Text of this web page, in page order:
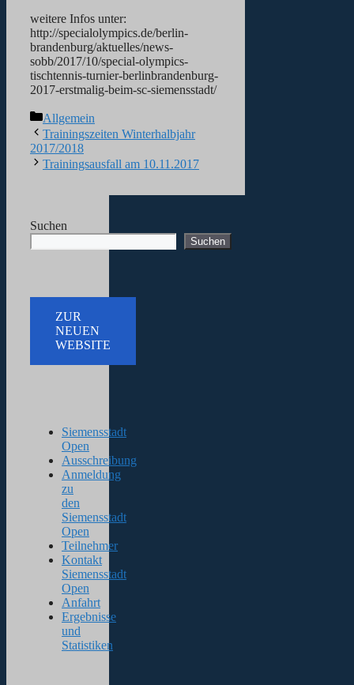
weitere Infos unter:
http://specialolympics.de/berlin-
brandenburg/aktuelles/news-
sobb/2017/10/special-olympics-
tischtennis-turnier-berlinbrandenburg-
2017-erstmalig-beim-sc-siemensstadt/
Kategorien
Allgemein
Trainingszeiten Winterhalbjahr
2017/2018
Trainingsausfall am 10.11.2017
Suchen
Suchen
ZUR
NEUEN
WEBSITE
Siemensstadt
Open
Ausschreibung
Anmeldung
zu
den
Siemensstadt
Open
Teilnehmer
Kontakt
Siemensstadt
Open
Anfahrt
Ergebnisse
und
Statistiken